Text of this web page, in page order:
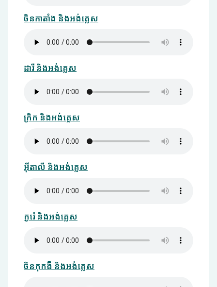
ចិនកាតាំង និងអង់គ្លេស
ដារី និងអង់គ្លេស
ក្រិក និងអង់គ្លេស
អ៊ីតាលី និងអង់គ្លេស
កូរ៉េ និងអង់គ្លេស
ចិនកុកងឺ និងអង់គ្លេស